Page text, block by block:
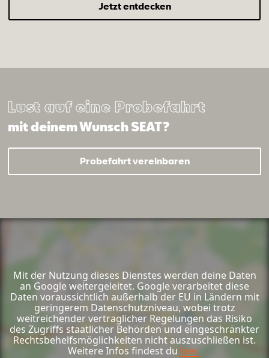
Jetzt entdecken
Lust auf eine Probefahrt
mit deinem Wunsch SEAT?
Probefahrt vereinbaren
Mit der Nutzung dieses Dienstes werden deine Daten
an Google weitergeleitet. Google verarbeitet diese
Daten voraussichtlich außerhalb der EU in Ländern mit
geringerem Datenschutzniveau, wobei trotz
weitreichender vertraglicher Regelungen das Risiko
des Zugriffs staatlicher Behörden und eingeschränkter
Rechtsbehelfsmöglichkeiten nicht auszuschließen ist.
Weitere Infos findest du hier.